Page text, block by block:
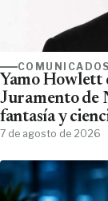
COMUNICADOS
Yamo Howlett
Juramento de
fantasía y
7 de agosto de 2026